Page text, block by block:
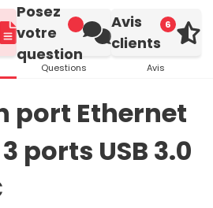
Posez
votre
question
Questions
6
Avis
clients
Avis
port Ethernet
ports USB 3.0